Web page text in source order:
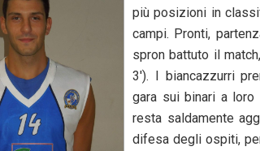
più posizioni in
campi. Pronti,
spron battuto il
3′). I biancazzurri
gara sui binari a loro
resta saldamente
difesa degli ospiti,